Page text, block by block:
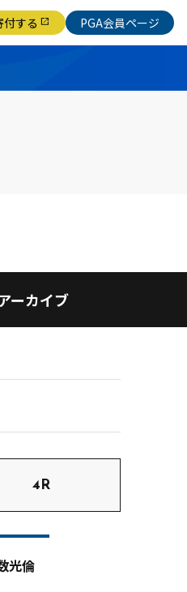
付する open_in_new PGA会員ページ
ーカイブ
4R
光倫